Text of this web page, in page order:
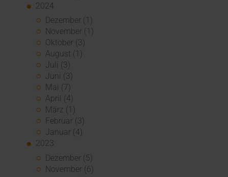
2024
Dezember (1)
November (1)
Oktober (3)
August (1)
Juli (3)
Juni (3)
Mai (7)
April (4)
März (1)
Februar (3)
Januar (4)
2023
Dezember (5)
November (6)